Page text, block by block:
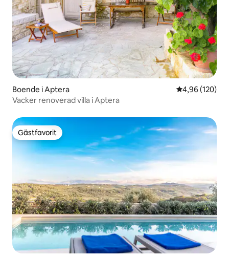
Boende i Aptera 4,96 av 5 i
4,96 (120)
Vacker renoverad villa i Aptera
Gästfavorit
Gästfavorit